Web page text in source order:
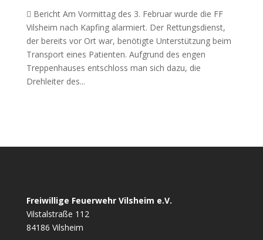
 Bericht Am Vormittag des 3. Februar wurde die FF
Vilsheim nach Kapfing alarmiert. Der Rettungsdienst,
der bereits vor Ort war, benötigte Unterstützung beim
Transport eines Patienten. Aufgrund des engen
Treppenhauses entschloss man sich dazu, die
Drehleiter des...
Freiwillige Feuerwehr Vilsheim e.V.
Vilstalstraße 112
84186 Vilsheim